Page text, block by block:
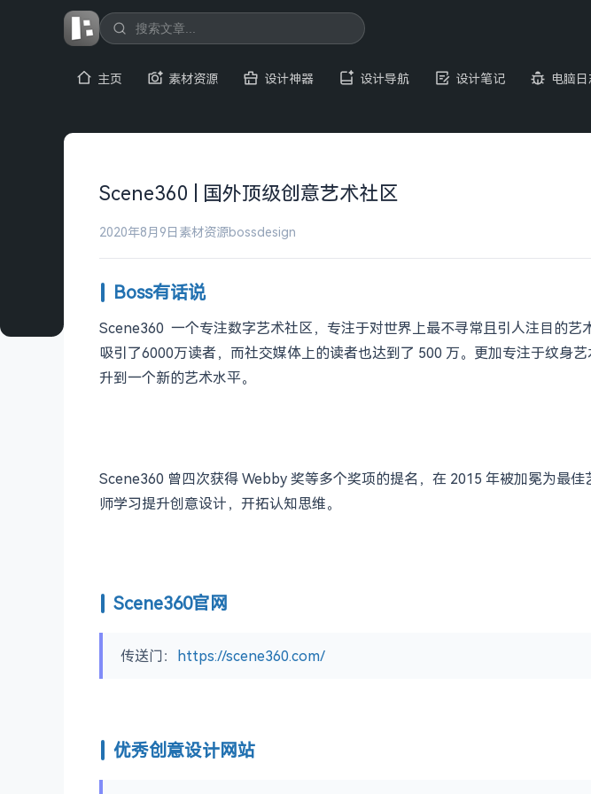
主页 素材资源 设计神器 设计导航 设计笔记 电脑日
Scene360 | 国外顶级创意艺术社区
2020年8月9日 素材资源bossdesign
Boss有话说
Scene360 一个专注数字艺术社区，专注于对世界上最不寻常且引人注目的
吸引了6000万读者，而社交媒体上的读者也达到了 500 万。更加专注于纹身
升到一个新的艺术水平。
Scene360 曾四次获得 Webby 奖等多个奖项的提名，在 2015 年被加冕为最
师学习提升创意设计，开拓认知思维。
Scene360官网
传送门： https://scene360.com/
优秀创意设计网站